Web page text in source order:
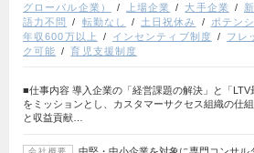
グローバル企業）
上場企業 大手企業
語力不問
転勤なし 土日祝休み
ポテン
年収600万以上
インセンティブ制度 フレ
ク可能
育児支援制度
■仕事内容 導入企業の「経営課題の解決」と「LTV
をミッションとし、カスタマーサクセス組織の仕
と収益貢献…